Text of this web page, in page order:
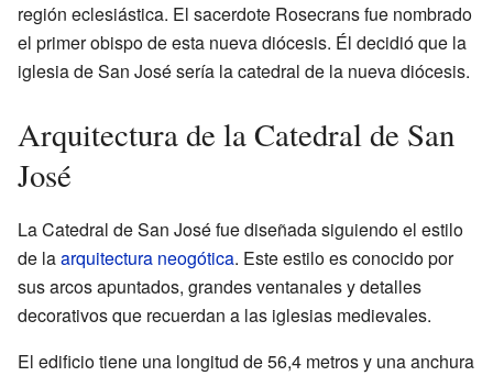
región eclesiástica. El sacerdote Rosecrans fue nombrado
el primer obispo de esta nueva diócesis. Él decidió que la
iglesia de San José sería la catedral de la nueva diócesis.
Arquitectura de la Catedral de San
José
La Catedral de San José fue diseñada siguiendo el estilo
de laarquitectura neogótica. Este estilo es conocido por
sus arcos apuntados, grandes ventanales y detalles
decorativos que recuerdan a las iglesias medievales.
El edificio tiene una longitud de 56,4 metros y una anchura